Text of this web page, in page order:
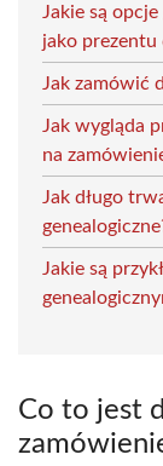
Jakie są
jako prezentu
Jak zamówić
Jak wygląda
na
Jak długo
Jakie są
Co to jest